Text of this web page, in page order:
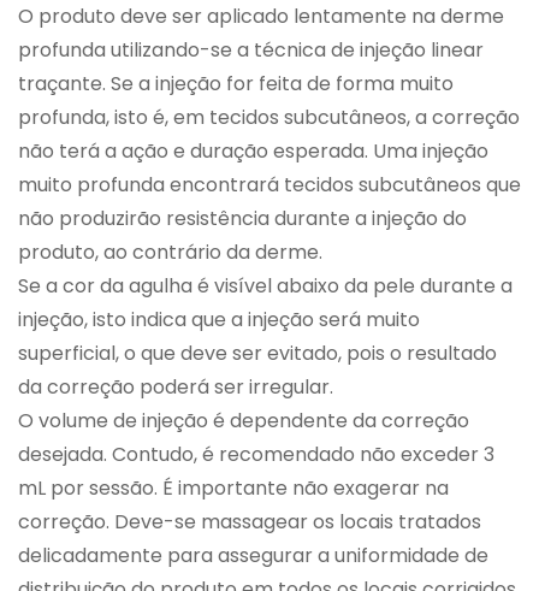
O produto deve ser aplicado lentamente na derme
profunda utilizando-se a técnica de injeção linear
traçante. Se a injeção for feita de forma muito
profunda, isto é, em tecidos subcutâneos, a correção
não terá a ação e duração esperada. Uma injeção
muito profunda encontrará tecidos subcutâneos que
não produzirão resistência durante a injeção do
produto, ao contrário da derme.
Se a cor da agulha é visível abaixo da pele durante a
injeção, isto indica que a injeção será muito
superficial, o que deve ser evitado, pois o resultado
da correção poderá ser irregular.
O volume de injeção é dependente da correção
desejada. Contudo, é recomendado não exceder 3
mL por sessão. É importante não exagerar na
correção. Deve-se massagear os locais tratados
delicadamente para assegurar a uniformidade de